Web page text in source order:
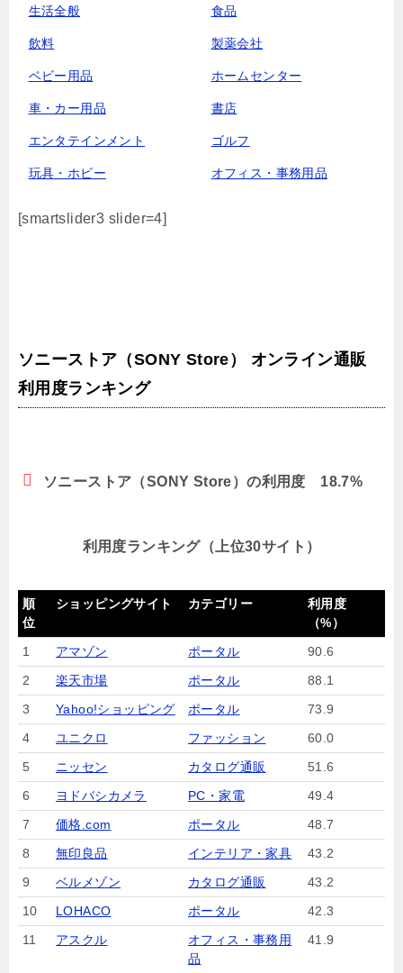
生活全般 食品
飲料 製薬会社
ベビー用品 ホームセンター
車・カー用品 書店
エンタテインメント ゴルフ
玩具・ホビー オフィス・事務用品
[smartslider3 slider=4]
ソニーストア（SONY Store） オンライン通販
利用度ランキング
ソニーストア（SONY Store）の利用度 18.7%
利用度ランキング（上位30サイト）
順
位
ショッピングサイト カテゴリー
利用度
（%）
1
アマゾン ポータル
90.6
2
楽天市場 ポータル
88.1
3
Yahoo!ショッピング ポータル
73.9
4
ユニクロ ファッション
60.0
5
ニッセン カタログ通販
51.6
6
ヨドバシカメラ PC・家電
49.4
7
価格.com ポータル
48.7
8
無印良品 インテリア・家具
43.2
9
ベルメゾン カタログ通販
43.2
10
LOHACO ポータル
42.3
11
アスクル
オフィス・事務用
品
41.9